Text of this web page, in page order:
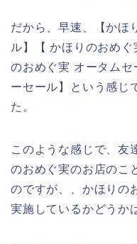
だから、早速、【かほ
ル】【 かほりのおめ
のおめぐ実 オータム
ーセール】という感じ
た。
このような感じで、友
のおめぐ実のお店のこ
のですが、、かほりの
実施しているかどうか